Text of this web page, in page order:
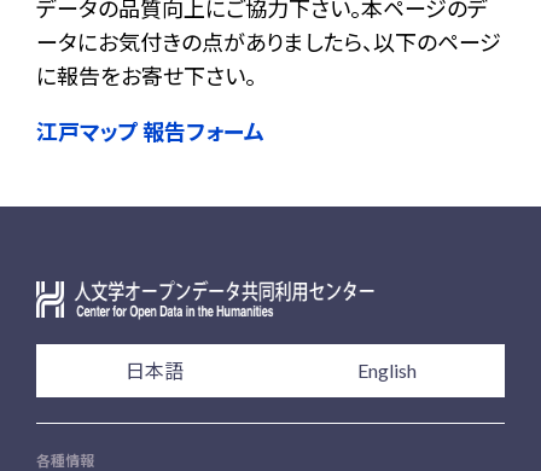
データの品質向上にご協力下さい。本ページのデ
ータにお気付きの点がありましたら、以下のページ
に報告をお寄せ下さい。
江戸マップ 報告フォーム
日本語 English
各種情報